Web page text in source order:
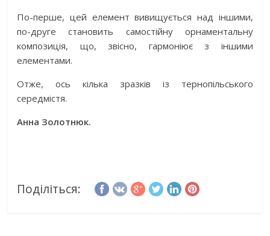
По-перше, цей елемент вивищується над іншими,
по-друге становить самостійну орнаментальну
композиція, що, звісно, гармоніює з іншими
елементами.
Отже, ось кілька зразків із тернопільського
середмістя.
Анна Золотнюк.
Поділіться: